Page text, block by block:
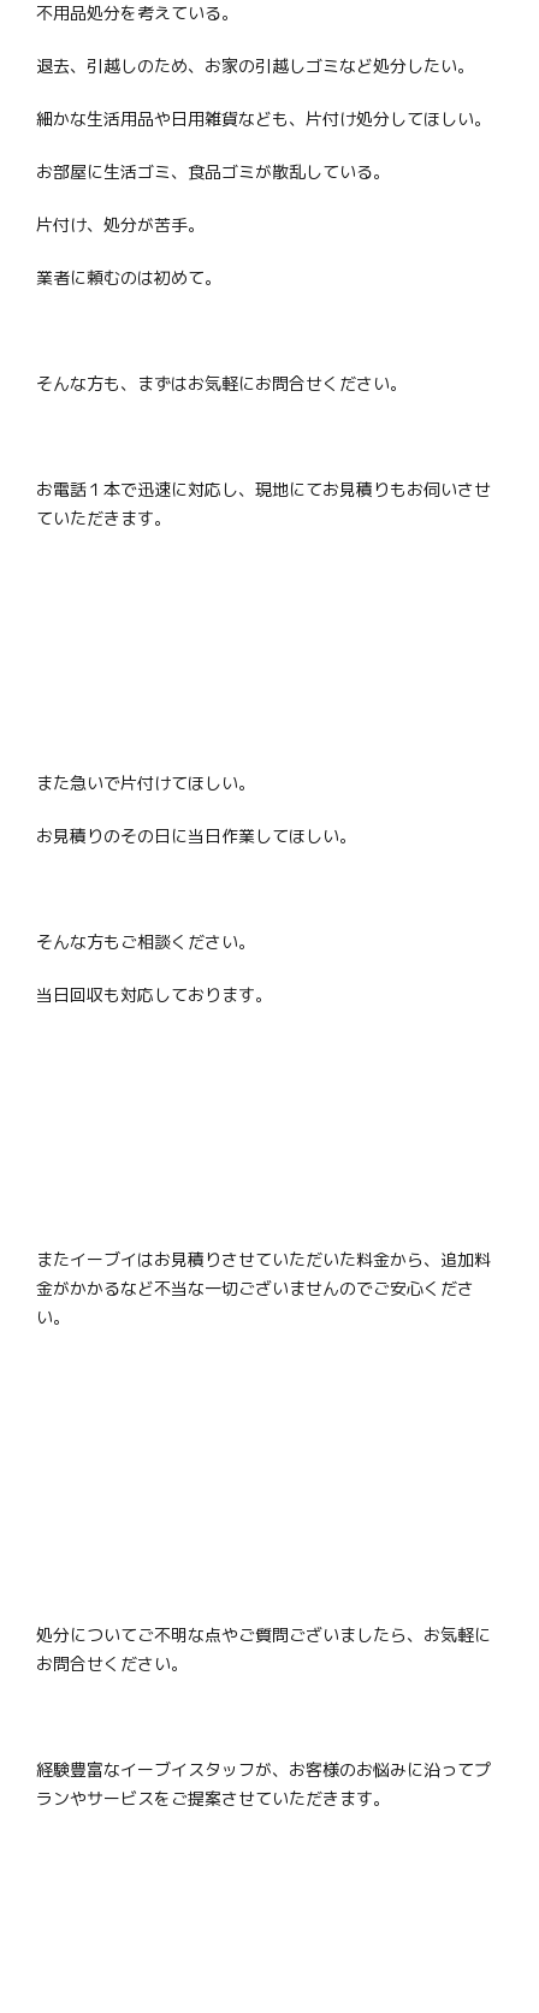
不用品処分を考えている。
退去、引越しのため、お家の引越しゴミなど処分したい。
細かな生活用品や日用雑貨なども、片付け処分してほしい。
お部屋に生活ゴミ、食品ゴミが散乱している。
片付け、処分が苦手。
業者に頼むのは初めて。
そんな方も、まずはお気軽にお問合せください。
お電話１本で迅速に対応し、現地にてお見積りもお伺いさせ
ていただきます。
また急いで片付けてほしい。
お見積りのその日に当日作業してほしい。
そんな方もご相談ください。
当日回収も対応しております。
またイーブイはお見積りさせていただいた料金から、追加料
金がかかるなど不当な一切ございませんのでご安心くださ
い。
処分についてご不明な点やご質問ございましたら、お気軽に
お問合せください。
経験豊富なイーブイスタッフが、お客様のお悩みに沿ってプ
ランやサービスをご提案させていただきます。